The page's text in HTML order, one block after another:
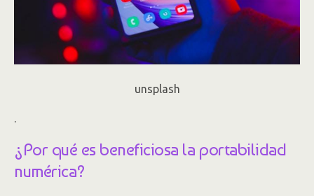
unsplash
.
¿Por qué es beneficiosa la portabilidad
numérica?